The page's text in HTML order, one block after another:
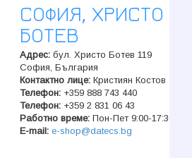
СОФИЯ, ХРИСТО
БОТЕВ
Адрес: бул. Христо Ботев 119
София, България
Контактно лице: Кристиян Костов
Телeфон: +359 888 743 440
Телeфон: +359 2 831 06 43
Работно време: Пон-Пет 9:00-17:30
E-mail: e-shop@datecs.bg